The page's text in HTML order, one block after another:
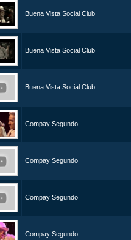
Buena Vista Social Club
Buena Vista Social Club
Buena Vista Social Club
Compay Segundo
Compay Segundo
Compay Segundo
Compay Segundo